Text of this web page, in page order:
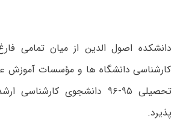
دانشکده اصول الدین از میان تمامی
کارشناسی دانشگاه ها و مؤسسات آموزش
تحصیلی ۹۵-۹۶ دانشجوی
پذیرد.